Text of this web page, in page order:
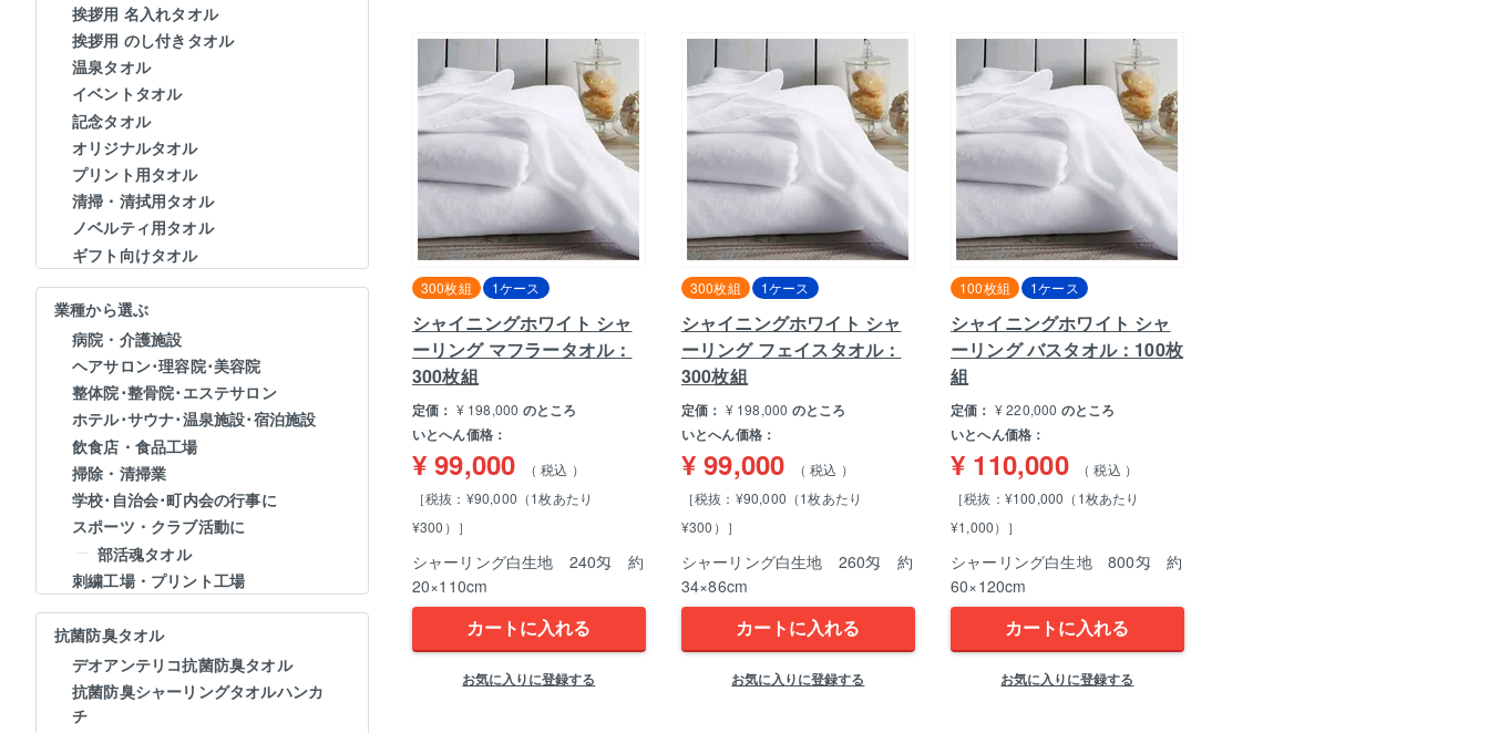
挨拶用 名入れタオル
挨拶用 のし付きタオル
温泉タオル
イベントタオル
記念タオル
オリジナルタオル
プリント用タオル
清掃・清拭用タオル
ノベルティ用タオル
ギフト向けタオル
業種から選ぶ
病院・介護施設
ヘアサロン･理容院･美容院
整体院･整骨院･エステサロン
ホテル･サウナ･温泉施設･宿泊施設
飲食店・食品工場
掃除・清掃業
学校･自治会･町内会の行事に
スポーツ・クラブ活動に
部活魂タオル
刺繍工場・プリント工場
抗菌防臭タオル
デオアンテリコ抗菌防臭タオル
抗菌防臭シャーリングタオルハンカ
チ
300枚組 1ケース
シャイニングホワイト シャ
ーリング マフラータオル：
300枚組
定価： ¥ 198,000 のところ
いとへん価格：
¥ 99,000
税込
［税抜：¥90,000（1枚あたり
¥300）］
シャーリング白生地 240匁 約
20×110cm
カートに入れる
お気に入りに登録する
300枚組 1ケース
シャイニングホワイト シャ
ーリング フェイスタオル：
300枚組
定価： ¥ 198,000 のところ
いとへん価格：
¥ 99,000
税込
［税抜：¥90,000（1枚あたり
¥300）］
シャーリング白生地 260匁 約
34×86cm
カートに入れる
お気に入りに登録する
100枚組 1ケース
シャイニングホワイト シャ
ーリング バスタオル：100枚
組
定価： ¥220,000 のところ
いとへん価格：
¥ 110,000
税込
［税抜：¥100,000（1枚あたり
¥1,000）］
シャーリング白生地 800匁 約
60×120cm
カートに入れる
お気に入りに登録する